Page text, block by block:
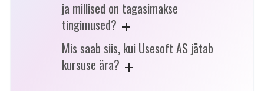
ja millised on tagasimakse
tingimused?
Mis saab siis, kui Usesoft AS jätab
kursuse ära?